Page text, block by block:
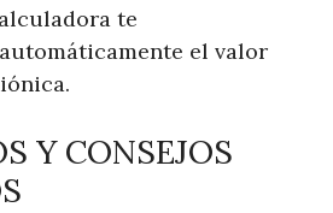
te
el valor
Y CONSEJOS